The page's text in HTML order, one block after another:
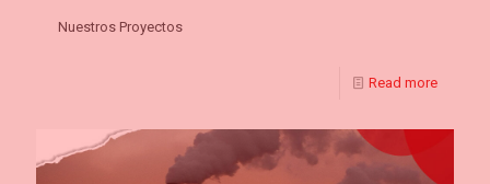
Nuestros Proyectos
Read more